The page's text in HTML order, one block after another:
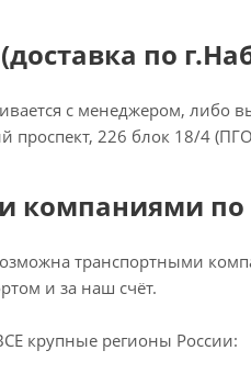
по
с менеджером, либо
проспект, 226 блок 18/4
компаниями
транспортными
и за наш счёт.
крупные регионы России: